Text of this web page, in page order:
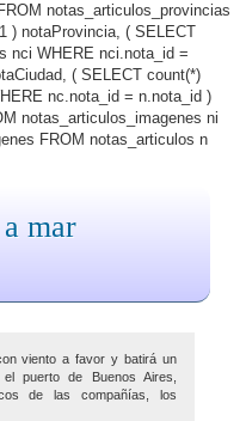
notas_articulos_provincias
) notaProvincia, ( SELECT
nci WHERE nci.nota_id =
( SELECT count(*)
nc.nota_id = n.nota_id )
notas_articulos_imagenes ni
FROM notas_articulos n
mar
viento a favor y batirá un
puerto de Buenos Aires,
de las compañías, los